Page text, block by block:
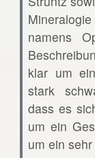
namens
klar um
stark
dass es
um ein
um ein